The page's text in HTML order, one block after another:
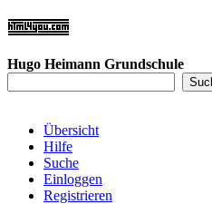
Hugo Heimann Grundschule
Übersicht
Hilfe
Suche
Einloggen
Registrieren